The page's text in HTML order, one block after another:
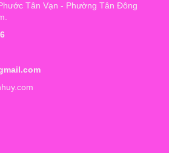
Tân Vạn - Phường Tân Đông